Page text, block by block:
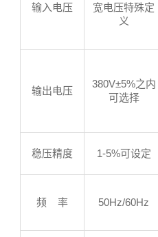
输入电压
宽电压特殊定
义
输出电压
380V±5%之内
可选择
稳压精度 1-5%可设定
频 率 50Hz/60Hz